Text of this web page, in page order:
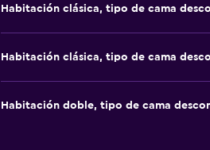
Habitación clásica, tipo de cama
Habitación clásica, tipo de cama
Habitación doble, tipo de cama